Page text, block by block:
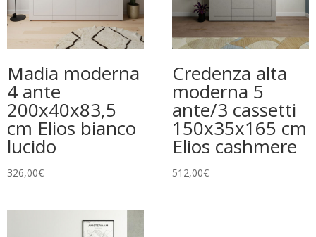
Madia moderna
4 ante
200x40x83,5
cm Elios bianco
lucido
326,00€
Credenza alta
moderna 5
ante/3 cassetti
150x35x165 cm
Elios cashmere
512,00€